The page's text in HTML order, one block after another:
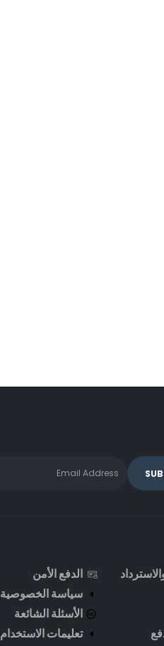
الدفع الأمن
سياسة الخصوصية
الأسئلة الشائعة
تعليمات الاستخدام